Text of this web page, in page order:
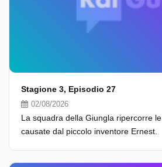
Stagione 3, Episodio 27
02/08/2026
La squadra della Giungla ripercorre
causate dal piccolo inventore Ernest.